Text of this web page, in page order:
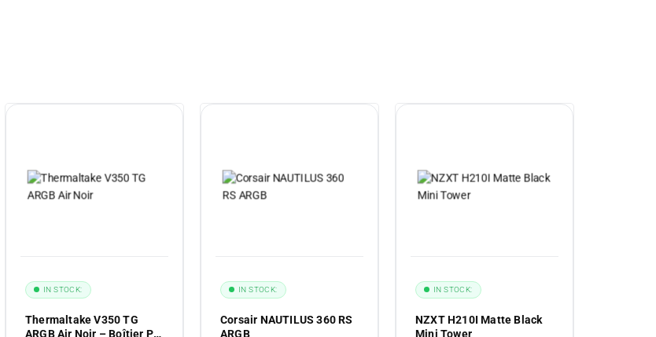
Thermaltake V350 TG
ARGB Air Noir – Boîtier PC
IN STOCK:
Corsair NAUTILUS 360 RS
ARGB
IN STOCK:
NZXT H210I Matte Black
Mini Tower
IN STOCK: